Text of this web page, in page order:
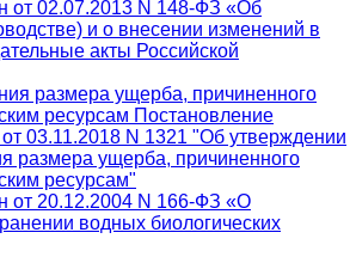
от 02.07.2013 N 148-ФЗ «Об
и о внесении изменений в
акты Российской
размера ущерба, причиненного
ресурсам Постановление
03.11.2018 N 1321 "Об утверждении
размера ущерба, причиненного
ресурсам"
от 20.12.2004 N 166-ФЗ «О
водных биологических